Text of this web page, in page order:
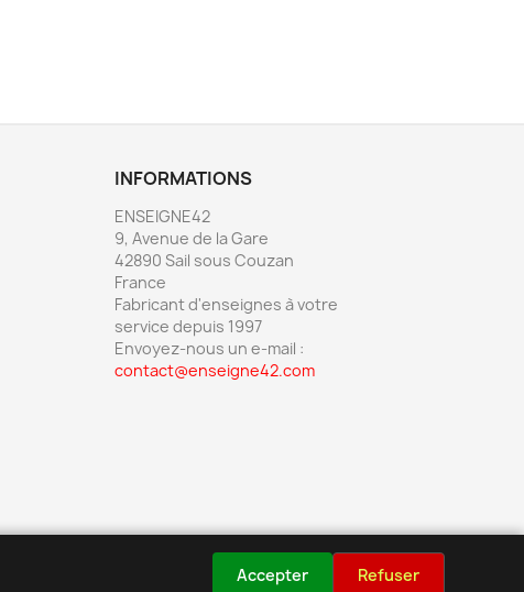
INFORMATIONS
ENSEIGNE42
9, Avenue de la Gare
42890 Sail sous Couzan
France
Fabricant d'enseignes à votre
service depuis 1997
Envoyez-nous un e-mail :
contact@enseigne42.com
Accepter Refuser